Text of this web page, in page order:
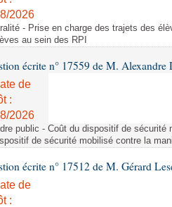
2026
- Prise en charge des trajets des
au sein des RPI
écrite n° 17559 de M. Alexandre
de
:
2026
public - Coût du dispositif de
de sécurité mobilisé contre la
écrite n° 17512 de M. Gérard
de
: